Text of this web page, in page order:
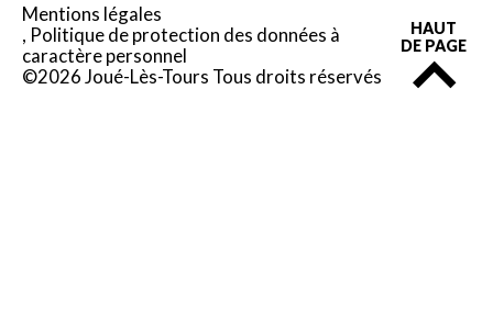
Mentions légales
Politique de protection des données à
caractère personnel
©2026 Joué-Lès-Tours Tous droits réservés
HAUT
DE PAGE